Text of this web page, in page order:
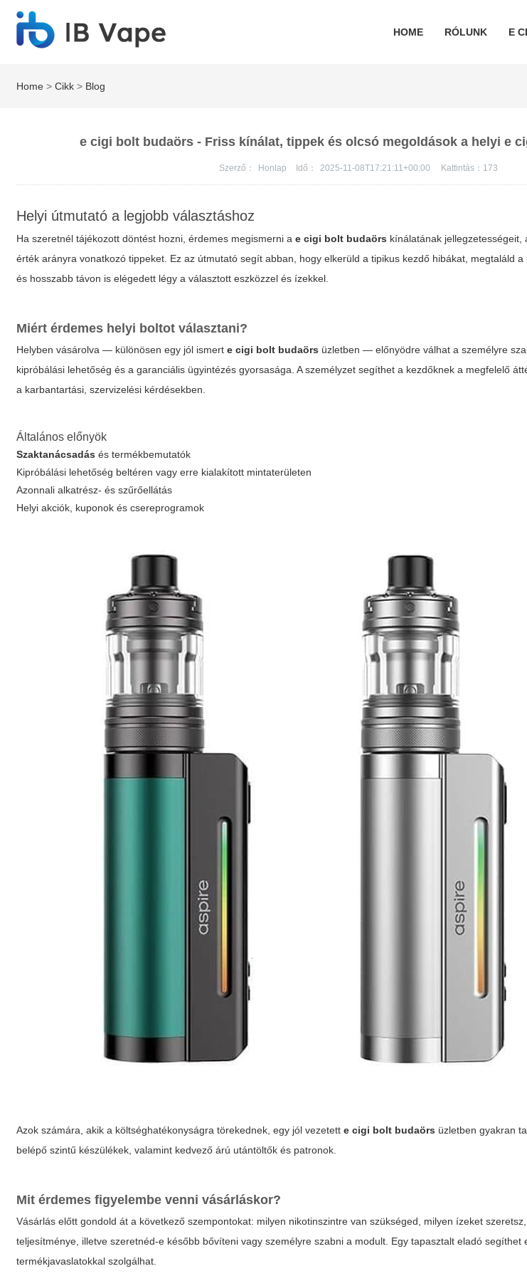
HOME RÓLUNK E
Home >Cikk > Blog
e cigi bolt budaörs - Friss kínálat, tippek és olcsó megoldások a helyi e
Szerző： Honlap Idő： 2025-11-08T17:21:11+00:00 Kattintás： 173
Helyi útmutató a legjobb választáshoz
Ha szeretnél tájékozott döntést hozni, érdemes megismerni ae cigi bolt budaörs kínálatának
érték arányra vonatkozó tippeket. Ez az útmutató segít abban, hogy elkerüld a tipikus kezdő hibákat, megtaláld
és hosszabb távon is elégedett légy a választott eszközzel és ízekkel.
Miért érdemes helyi boltot választani?
Helyben vásárolva — különösen egy jól ismerte cigi bolt budaörs üzletben — előnyödre válhat a személyre
kipróbálási lehetőség és a garanciális ügyintézés gyorsasága. A személyzet segíthet a kezdőknek a megfelelő
a karbantartási, szervizelési kérdésekben.
Általános előnyök
Szaktanácsadás és termékbemutatók
Kipróbálási lehetőség beltéren vagy erre kialakított mintaterületen
Azonnali alkatrész- és szűrőellátás
Helyi akciók, kuponok és csereprogramok
Azok számára, akik a költséghatékonyságra törekednek, egy jól vezetette cigi bolt budaörs üzletben gyakran
belépő szintű készülékek, valamint kedvező árú utántöltők és patronok.
Mit érdemes figyelembe venni vásárláskor?
Vásárlás előtt gondold át a következő szempontokat: milyen nikotinszintre van szükséged, milyen ízeket
teljesítménye, illetve szeretnéd-e később bővíteni vagy személyre szabni a modult. Egy tapasztalteladó segíthet
termékjavaslatokkal szolgálhat.